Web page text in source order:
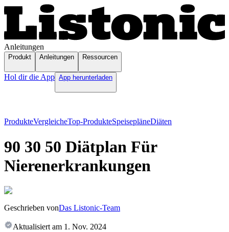
Anleitungen
Produkt Anleitungen Ressourcen
Hol dir die App App herunterladen
ProdukteVergleicheTop-ProdukteSpeisepläneDiäten
90 30 50 Diätplan Für
Nierenerkrankungen
Geschrieben vonDas Listonic-Team
Aktualisiert am 1. Nov. 2024